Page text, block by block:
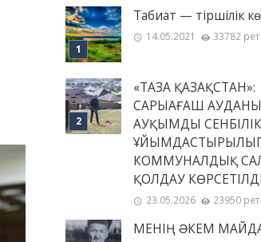
Табиғат — тіршілік
14.05.2021 33782
«ТАЗА ҚАЗАҚСТАН»:
САРЫАҒАШ
АУҚЫМДЫ СЕНБІЛІК
КОММУНАЛДЫҚ
ҚОЛДАУ КӨРСЕТІЛДІ
23.05.2026 23950
МЕНІҢ ƏКЕМ